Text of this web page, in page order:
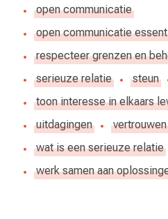
open communicatie
open communicatie
respecteer grenzen en
serieuze relatie
steun
toon interesse in elkaars
uitdagingen
vertrouwen
wat is een serieuze relatie
werk samen aan